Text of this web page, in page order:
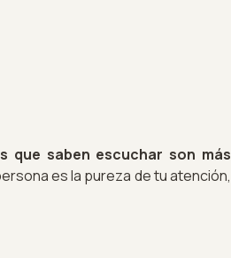
que saben escuchar son más
es la pureza de tu atención,